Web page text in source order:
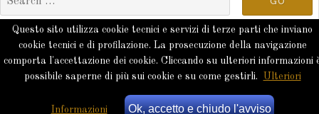
Copyright © 2026 · All Rights Reserved · NKK
Questo sito utilizza cookie tecnici e servizi di terze parti che inviano
cookie tecnici e di profilazione. La prosecuzione della navigazione
comporta l'accettazione dei cookie. Cliccando su ulteriori informazioni
possibile saperne di più sui cookie e su come gestirli.
Ulteriori
Informazioni Ok, accetto e chiudo l'avviso